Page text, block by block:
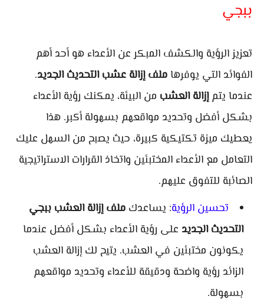
ببجي
تعزيز الرؤية والكشف المبكر عن الأعداء هو أحد أهم
الفوائد التي يوفرها ملف إزالة عشب التحديث الجديد.
عندما يتمإزالة العشب من البيئة، يمكنك رؤية الأعداء
بشكل أفضل وتحديد مواقعهم بسهولة أكبر. هذا
يعطيك ميزة تكتيكية كبيرة، حيث يصبح من السهل عليك
التعامل مع الأعداء المختبئين واتخاذ القرارات الاستراتيجية
الصائبة للتفوق عليهم.
تحسين الرؤية: يساعدك ملف إزالة العشب ببجي
التحديث الجديد على رؤية الأعداء بشكل أفضل عندما
يكونون مختبئين في العشب. يتيح لك إزالة العشب
الزائد رؤية واضحة ودقيقة للأعداء وتحديد مواقعهم
بسهولة.